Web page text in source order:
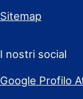
Sitemap
I nostri social
Google Profilo